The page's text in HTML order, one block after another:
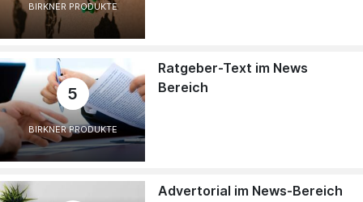
BIRKNER PRODUKTE
5
BIRKNER PRODUKTE
Ratgeber-Text im News
Bereich
Advertorial im News-Bereich